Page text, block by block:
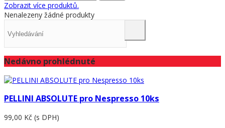
Zobrazit více produktů.
Nenalezeny žádné produkty
Nedávno prohlédnuté
PELLINI ABSOLUTE pro Nespresso 10ks
99,00 Kč (s DPH)